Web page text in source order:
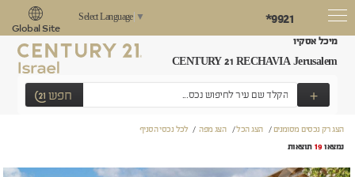
*9921
Select Language ▼
Global Site
+ חפש
מיכל אסקיו
CENTURY 21 RECHAVIA Jerusalem
הצג רק נכסים מסומנים/הצג הכל/הצג מפה/לכל נכסי הסניף
נמצאו19 תוצאות